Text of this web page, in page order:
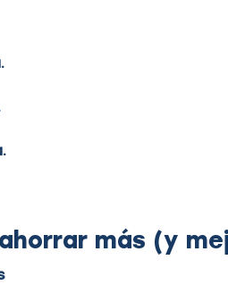
más (y